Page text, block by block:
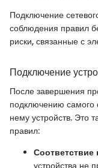
Подключение
соблюдения правил
риски, связанные с
Подключение
После завершения
подключению самого
нему устройств. Это
правил:
Соответствие
устройства не